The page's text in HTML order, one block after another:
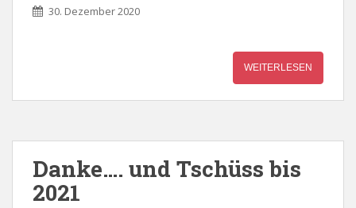
30. Dezember 2020
WEITERLESEN
Danke…. und Tschüss bis
2021